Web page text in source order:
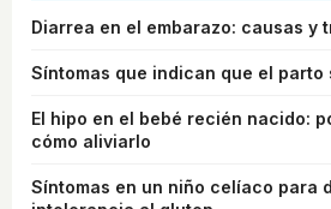
Diarrea en el embarazo: causas y
Síntomas que indican que el parto
El hipo en el bebé recién nacido:
cómo aliviarlo
Síntomas en un niño celíaco para